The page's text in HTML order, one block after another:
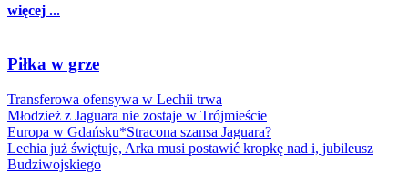
więcej ...
Piłka w grze
Transferowa ofensywa w Lechii trwa
Młodzież z Jaguara nie zostaje w Trójmieście
Europa w Gdańsku*Stracona szansa Jaguara?
Lechia już świętuje, Arka musi postawić kropkę nad i, jubileusz
Budziwojskiego